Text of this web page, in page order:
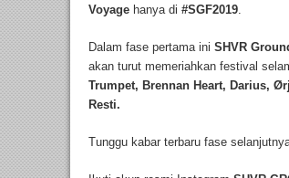
Voyage hanya di #SGF2019.
Dalam fase pertama ini SHVR
akan turut memeriahkan festival
Trumpet, Brennan Heart, Darius,
Resti.
Tunggu kabar terbaru fase